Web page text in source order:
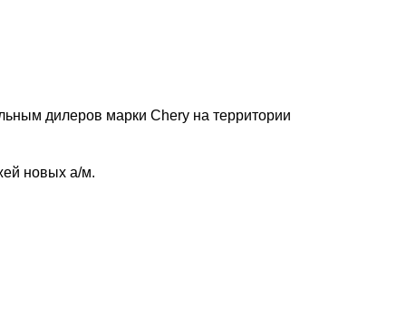
дилеров марки Chery на территории
новых а/м.